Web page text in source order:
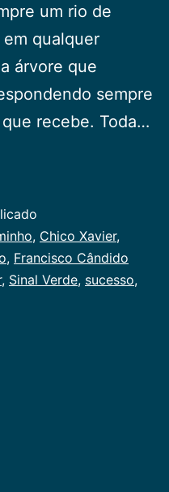
um rio de
qualquer
árvore que
sempre
recebe. Toda…
, Chico Xavier,
, Francisco Cândido
, Sinal Verde, sucesso,